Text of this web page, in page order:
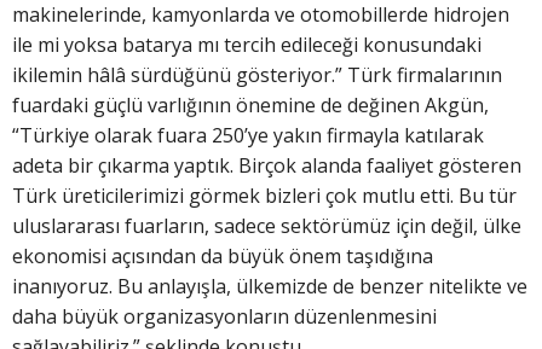
makinelerinde, kamyonlarda ve otomobillerde hidrojen
ile mi yoksa batarya mı tercih edileceği konusundaki
ikilemin hâlâ sürdüğünü gösteriyor.” Türk firmalarının
fuardaki güçlü varlığının önemine de değinen Akgün,
“Türkiye olarak fuara 250’ye yakın firmayla katılarak
adeta bir çıkarma yaptık. Birçok alanda faaliyet gösteren
Türk üreticilerimizi görmek bizleri çok mutlu etti. Bu tür
uluslararası fuarların, sadece sektörümüz için değil, ülke
ekonomisi açısından da büyük önem taşıdığına
inanıyoruz. Bu anlayışla, ülkemizde de benzer nitelikte ve
daha büyük organizasyonların düzenlenmesini